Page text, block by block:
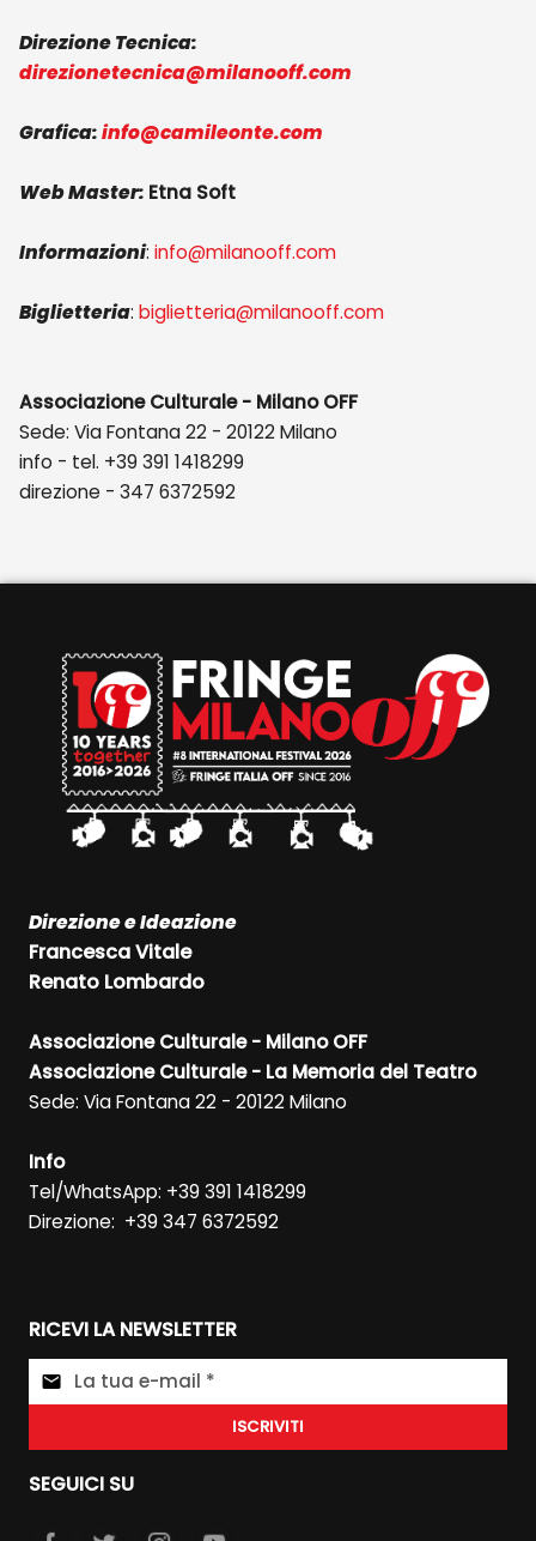
Direzione Tecnica:
direzionetecnica@milanooff.com
Grafica:info@camileonte.com
Web Master: Etna Soft
Informazioni: info@milanooff.com
Biglietteria: biglietteria@milanooff.com
Associazione Culturale - Milano OFF
Sede: Via Fontana 22 - 20122 Milano
info - tel. +39 391 1418299
direzione - 347 6372592
Direzione e Ideazione
Francesca Vitale
Renato Lombardo
Associazione Culturale - Milano OFF
Associazione Culturale - La Memoria del Teatro
Sede: Via Fontana 22 - 20122 Milano
Info
Tel/WhatsApp: +39 391 1418299
Direzione: +39 347 6372592
RICEVI LA NEWSLETTER
ISCRIVITI
SEGUICI SU